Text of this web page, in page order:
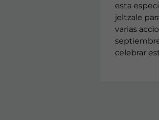
esta
jeltzale
varias
celebrar